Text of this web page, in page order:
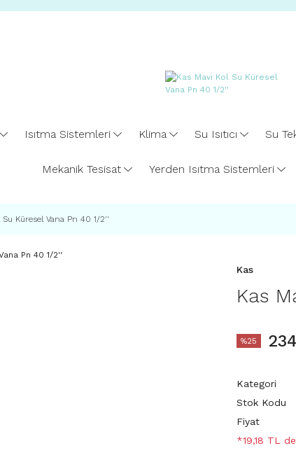
Isıtma Sistemleri Klima Su Isıtıcı Su
Mekanik Tesisat Yerden Isıtma Sistemleri
Su Küresel Vana Pn 40 1/2''
Kas
Kas
%25
Kategori
Stok Kodu
Fiyat
*19,18 TL